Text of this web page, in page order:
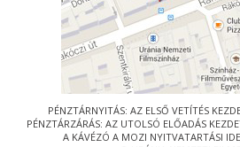
PÉNZTÁRNYITÁS: AZ ELSŐ VETÍTÉS
PÉNZTÁRZÁRÁS: AZ UTOLSÓ ELŐADÁS
A KÁVÉZÓ A MOZI NYITVATARTÁSI